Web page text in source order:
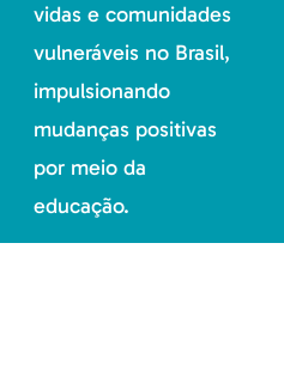
vidas e comunidades
vulneráveis no Brasil,
impulsionando
mudanças positivas
por meio da
educação.